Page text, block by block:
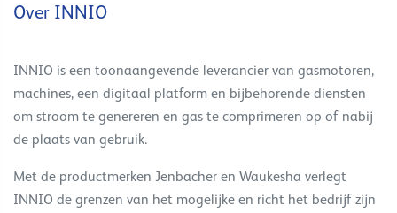
Over INNIO
INNIO is een toonaangevende leverancier van gasmotoren,
machines, een digitaal platform en bijbehorende diensten
om stroom te genereren en gas te comprimeren op of nabij
de plaats van gebruik.
Met de productmerken Jenbacher en Waukesha verlegt
INNIO de grenzen van het mogelijke en richt het bedrijf zijn